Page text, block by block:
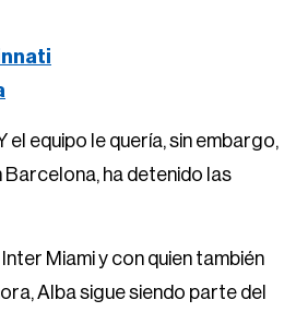
el equipo le quería, sin embargo,
ha detenido las
Miami y con quien también
Alba sigue siendo parte del